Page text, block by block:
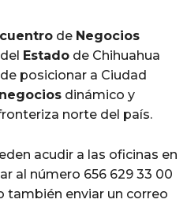
de Negocios
Estado de Chihuahua
posicionar a Ciudad
negocios dinámico y
norte del país.
acudir a las oficinas en
al número 656 629 33 00
también enviar un correo